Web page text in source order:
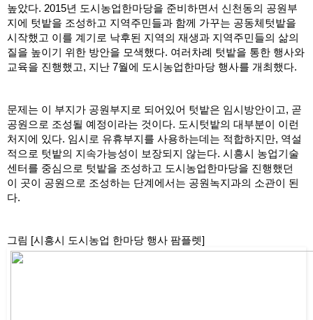
높았다. 2015년 도시농업한마당을 준비하면서 신천동의 공원부
지에 텃밭을 조성하고 지역주민들과 함께 가꾸는 공동체텃밭을
시작했고 이를 계기로 낙후된 지역의 재생과 지역주민들의 삶의
질을 높이기 위한 방안을 모색했다. 여러차례 텃밭을 통한 행사와
교육을 진행했고, 지난 7월에 도시농업한마당 행사를 개최했다.
문제는 이 부지가 공원부지로 되어있어 텃밭은 임시방안이고, 곧
공원으로 조성될 예정이라는 것이다. 도시텃밭의 대부분이 이런
처지에 있다. 임시로 유휴부지를 사용하는데는 적합하지만, 역설
적으로 텃밭의 지속가능성이 보장되지 않는다. 시흥시 농업기술
센터를 중심으로 텃밭을 조성하고 도시농업한마당을 진행했던
이 곳이 공원으로 조성하는 단계에서는 공원녹지과의 소관이 된
다.
그림 [시흥시 도시농업 한마당 행사 팜플렛]